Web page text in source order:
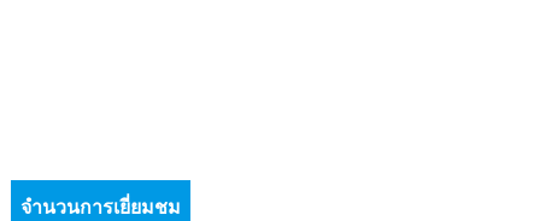
จำนวนการเยี่ยมชม